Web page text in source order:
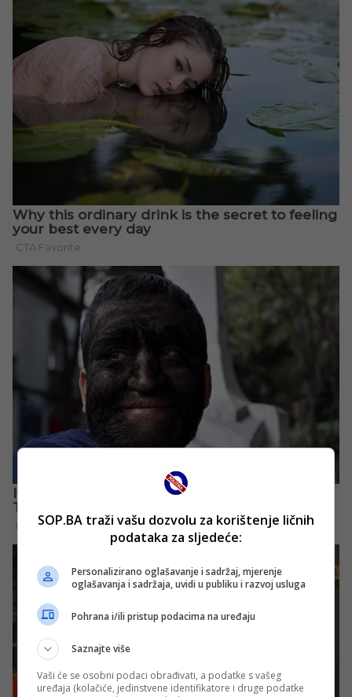
SOP.BA traži vašu dozvolu za korištenje ličnih
podataka za sljedeće:
Personalizirano oglašavanje i sadržaj, mjerenje
oglašavanja i sadržaja, uvidi u publiku i razvoj usluga
Pohrana i/ili pristup podacima na uređaju
Saznajte više
Vaši će se osobni podaci obrađivati, a podatke s vašeg
uređaja (kolačiće, jedinstvene identifikatore i druge podatke